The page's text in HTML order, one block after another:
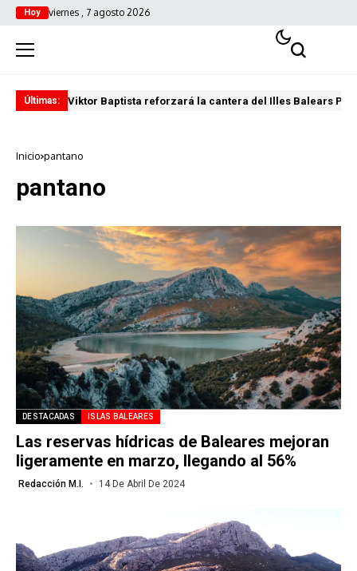
Hoy viernes , 7 agosto 2026
Últimas: Viktor Baptista reforzará la cantera del Illes Balears
Inicio pantano
pantano
DESTACADAS ISLAS BALEARES
Las reservas hídricas de Baleares mejoran
ligeramente en marzo, llegando al 56%
Redacción M.I. 14 De Abril De 2024